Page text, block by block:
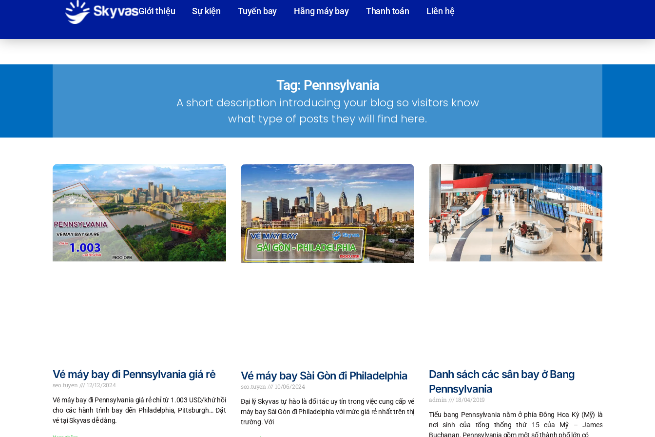
Giới thiệu Sự kiện Tuyến bay Hãng máy bay Thanh toán Liên hệ
Tag: Pennsylvania
A short description introducing your blog so visitors know
what type of posts they will find here.
Vé máy bay đi Pennsylvania giá rẻ
seo.tuyen
12/12/2024
Vé máy bay đi Pennsylvania giá rẻ chỉ từ 1.003 USD/khứ hồi
cho các hành trình bay đến Philadelphia, Pittsburgh… Đặt
vé tại Skyvas dễ dàng.
Vé máy bay Sài Gòn đi Philadelphia
seo.tuyen
10/06/2024
Đại lý Skyvas tự hào là đối tác uy tín trong việc cung cấp vé
máy bay Sài Gòn đi Philadelphia với mức giá rẻ nhất trên thị
trường. Với
Danh sách các sân bay ở Bang
Pennsylvania
admin
18/04/2019
Tiểu bang Pennsylvania nằm ở phía Đông Hoa Kỳ (Mỹ) là
nơi sinh của tổng thống thứ 15 của Mỹ – James
Buchanan. Pennsylvania gồm một số thành phố lớn có